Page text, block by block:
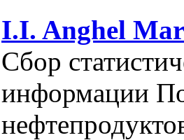
I.I. Anghel
Сбор
информации